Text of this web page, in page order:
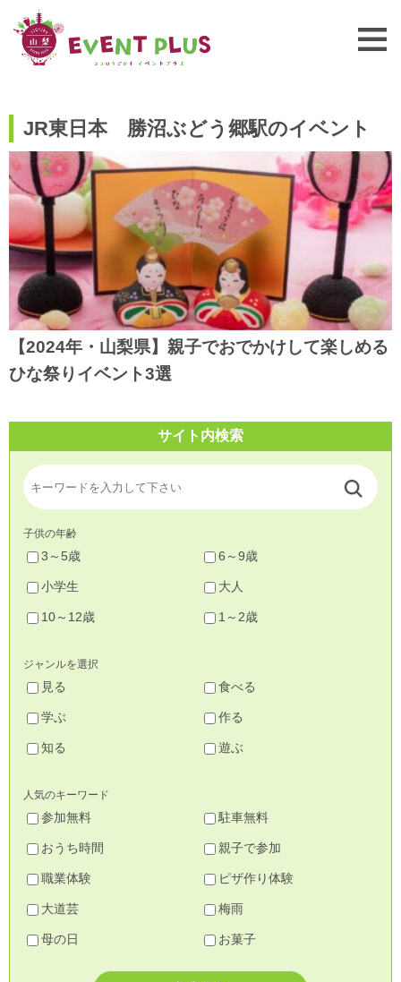
JR東日本 勝沼ぶどう郷駅のイベント
【2024年・山梨県】親子でおでかけして楽しめる
ひな祭りイベント3選
サイト内検索
子供の年齢
3～5歳 6～9歳
小学生 大人
10～12歳 1～2歳
ジャンルを選択
見る 食べる
学ぶ 作る
知る 遊ぶ
人気のキーワード
参加無料 駐車無料
おうち時間 親子で参加
職業体験 ピザ作り体験
大道芸 梅雨
母の日 お菓子